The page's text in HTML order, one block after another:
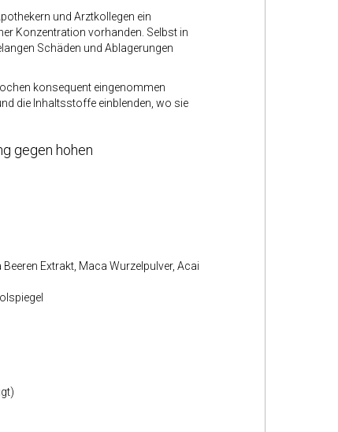
und Arztkollegen ein
Konzentration vorhanden. Selbst in
Schäden und Ablagerungen
konsequent eingenommen
die Inhaltsstoffe einblenden, wo sie
gegen hohen
Extrakt, Maca Wurzelpulver, Acai